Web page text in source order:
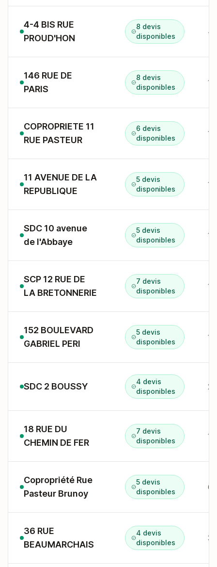
4-4 BIS RUE
PROUD'HON
8 devis
disponibles
146 RUE DE
PARIS
8 devis
disponibles
COPROPRIETE 11
RUE PASTEUR
6 devis
disponibles
11 AVENUE DE LA
REPUBLIQUE
5 devis
disponibles
SDC 10 avenue
de l'Abbaye
5 devis
disponibles
SCP 12 RUE DE
LA BRETONNERIE
7 devis
disponibles
152 BOULEVARD
GABRIEL PERI
5 devis
disponibles
SDC 2 BOUSSY
4 devis
disponibles
2
18 RUE DU
CHEMIN DE FER
7 devis
disponibles
Copropriété Rue
Pasteur Brunoy
5 devis
disponibles
6
36 RUE
BEAUMARCHAIS
4 devis
disponibles